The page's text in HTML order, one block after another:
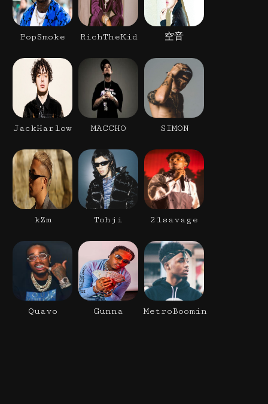
PopSmoke RichTheKid 空音
JackHarlow MACCHO SIMON
kZm Tohji 21savage
Quavo Gunna MetroBoomin